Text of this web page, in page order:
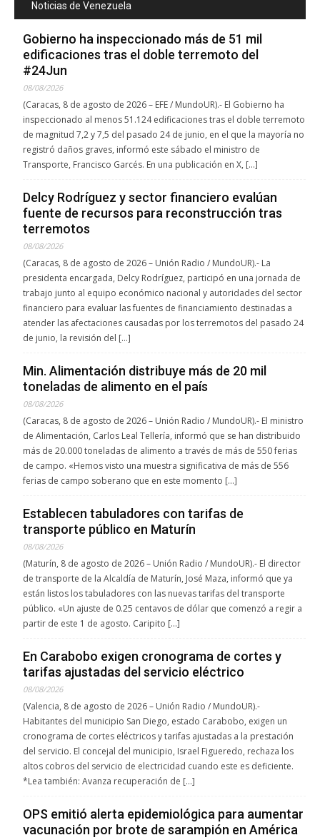
Noticias de Venezuela
Gobierno ha inspeccionado más de 51 mil
edificaciones tras el doble terremoto del
#24Jun
08/08/2026
(Caracas, 8 de agosto de 2026 – EFE / MundoUR).- El Gobierno ha
inspeccionado al menos 51.124 edificaciones tras el doble terremoto
de magnitud 7,2 y 7,5 del pasado 24 de junio, en el que la mayoría no
registró daños graves, informó este sábado el ministro de
Transporte, Francisco Garcés. En una publicación en X, […]
Delcy Rodríguez y sector financiero evalúan
fuente de recursos para reconstrucción tras
terremotos
08/08/2026
(Caracas, 8 de agosto de 2026 – Unión Radio / MundoUR).- La
presidenta encargada, Delcy Rodríguez, participó en una jornada de
trabajo junto al equipo económico nacional y autoridades del sector
financiero para evaluar las fuentes de financiamiento destinadas a
atender las afectaciones causadas por los terremotos del pasado 24
de junio, la revisión del […]
Min. Alimentación distribuye más de 20 mil
toneladas de alimento en el país
08/08/2026
(Caracas, 8 de agosto de 2026 – Unión Radio / MundoUR).- El ministro
de Alimentación, Carlos Leal Tellería, informó que se han distribuido
más de 20.000 toneladas de alimento a través de más de 550 ferias
de campo. «Hemos visto una muestra significativa de más de 556
ferias de campo soberano que en este momento […]
Establecen tabuladores con tarifas de
transporte público en Maturín
08/08/2026
(Maturín, 8 de agosto de 2026 – Unión Radio / MundoUR).- El director
de transporte de la Alcaldía de Maturín, José Maza, informó que ya
están listos los tabuladores con las nuevas tarifas del transporte
público. «Un ajuste de 0.25 centavos de dólar que comenzó a regir a
partir de este 1 de agosto. Caripito […]
En Carabobo exigen cronograma de cortes y
tarifas ajustadas del servicio eléctrico
08/08/2026
(Valencia, 8 de agosto de 2026 – Unión Radio / MundoUR).-
Habitantes del municipio San Diego, estado Carabobo, exigen un
cronograma de cortes eléctricos y tarifas ajustadas a la prestación
del servicio. El concejal del municipio, Israel Figueredo, rechaza los
altos cobros del servicio de electricidad cuando este es deficiente.
*Lea también: Avanza recuperación de […]
OPS emitió alerta epidemiológica para aumentar
vacunación por brote de sarampión en América